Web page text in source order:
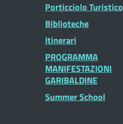
Porticciolo Turistico
Biblioteche
Itinerari
PROGRAMMA
MANIFESTAZIONI
GARIBALDINE
Summer School